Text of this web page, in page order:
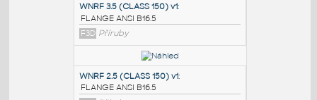
F3D Příruby
WNRF 5 (CLASS 150) v1
FLANGE ANSI B16.5
F3D Příruby